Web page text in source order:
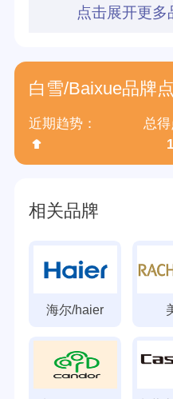
得票数点击展开更
白雪/Baixue品牌
近期趋势：
总得
相关品牌
海尔/haier